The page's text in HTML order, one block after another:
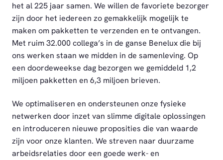
het al 225 jaar samen. We willen de favoriete bezorger
zijn door het iedereen zo gemakkelijk mogelijk te
maken om pakketten te verzenden en te ontvangen.
Met ruim 32.000 collega’s in de ganse Benelux die bij
ons werken staan we midden in de samenleving. Op
een doordeweekse dag bezorgen we gemiddeld 1,2
miljoen pakketten en 6,3 miljoen brieven.
We optimaliseren en ondersteunen onze fysieke
netwerken door inzet van slimme digitale oplossingen
en introduceren nieuwe proposities die van waarde
zijn voor onze klanten. We streven naar duurzame
arbeidsrelaties door een goede werk- en